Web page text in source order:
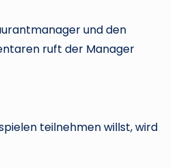
und den
ruft der Manager
teilnehmen willst, wird